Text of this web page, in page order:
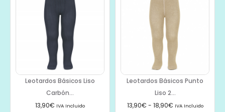
Leotardos Básicos Liso
Carbón...
13,90€ IVA Incluido
Leotardos Básicos Punto
Liso 2...
13,90€ - 18,90€ IVA Incluido